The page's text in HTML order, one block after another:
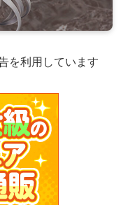
を利用しています